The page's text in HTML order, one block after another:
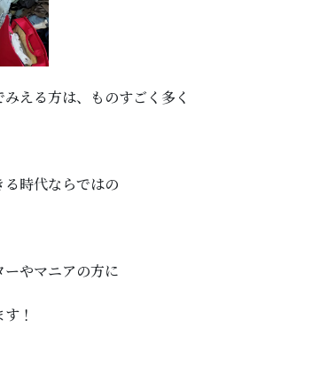
える方は、ものすごく多く
時代ならではの
やマニアの方に
！